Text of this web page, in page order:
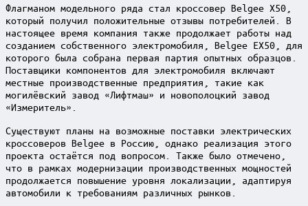
Флагманом модельного ряда стал кроссовер Belgee X50,
который получил положительные отзывы потребителей. В
настоящее время компания также продолжает работы над
созданием собственного электромобиля, Belgee EX50, для
которого была собрана первая партия опытных образцов.
Поставщики компонентов для электромобиля включают
местные производственные предприятия, такие как
могилёвский завод «Лифтмаш» и новополоцкий завод
«Измеритель».
Существуют планы на возможные поставки электрических
кроссоверов Belgee в Россию, однако реализация этого
проекта остаётся под вопросом. Также было отмечено,
что в рамках модернизации производственных мощностей
продолжается повышение уровня локализации, адаптируя
автомобили к требованиям различных рынков.